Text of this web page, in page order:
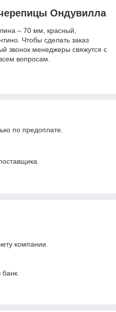
Ондувилла
– 70 мм, красный,
Чтобы сделать заказ
звонок менеджеры свяжутся с
вопросам.
по предоплате.
компании.